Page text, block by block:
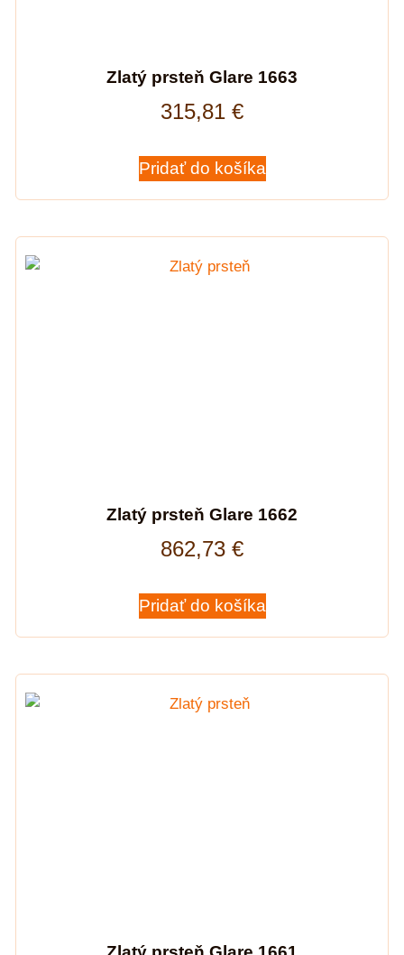
Zlatý prsteň Glare 1663
315,81 €
Pridať do košíka
Zlatý prsteň Glare 1662
862,73 €
Pridať do košíka